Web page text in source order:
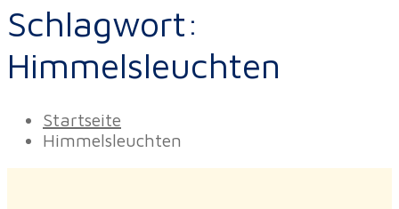
Schlagwort:
Himmelsleuchten
Startseite
Himmelsleuchten